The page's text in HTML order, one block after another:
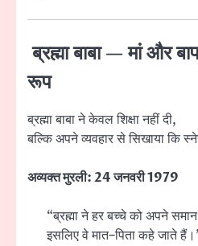
ब्रह्मा बाबा — मां और
रूप
ब्रह्मा बाबा ने केवल शिक्षा नहीं दी,
बल्कि अपने व्यवहार से सिखाया कि
अव्यक्त मुरली: 24 जनवरी 1979
“ब्रह्मा ने हर बच्चे को अपने
इसलिए वे मात–पिता कहे जाते